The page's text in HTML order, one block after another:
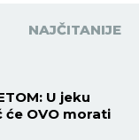
NAJČITANIJE
U jeku
će OVO morati